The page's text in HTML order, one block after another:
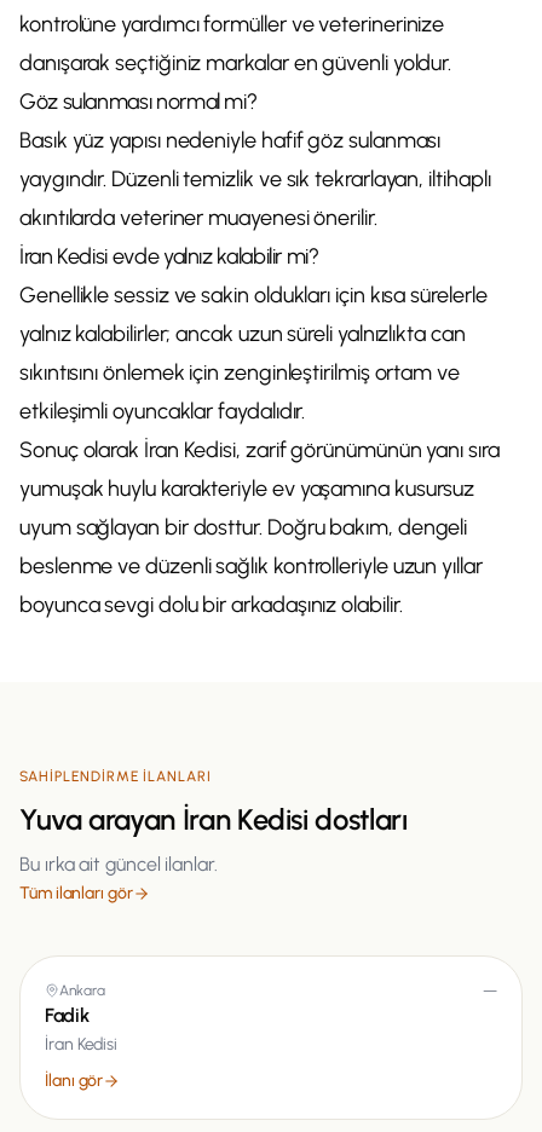
kontrolüne yardımcı formüller ve veterinerinize
danışarak seçtiğiniz markalar en güvenli yoldur.
Göz sulanması normal mi?
Basık yüz yapısı nedeniyle hafif göz sulanması
yaygındır. Düzenli temizlik ve sık tekrarlayan, iltihaplı
akıntılarda veteriner muayenesi önerilir.
İran Kedisi evde yalnız kalabilir mi?
Genellikle sessiz ve sakin oldukları için kısa sürelerle
yalnız kalabilirler; ancak uzun süreli yalnızlıkta can
sıkıntısını önlemek için zenginleştirilmiş ortam ve
etkileşimli oyuncaklar faydalıdır.
Sonuç olarak İran Kedisi, zarif görünümünün yanı sıra
yumuşak huylu karakteriyle ev yaşamına kusursuz
uyum sağlayan bir dosttur. Doğru bakım, dengeli
beslenme ve düzenli sağlık kontrolleriyle uzun yıllar
boyunca sevgi dolu bir arkadaşınız olabilir.
SAHIPLENDIRME ILANLARI
Yuva arayan İran Kedisi dostları
Bu ırka ait güncel ilanlar.
Tüm ilanları gör
Ankara —
Fadik
İran Kedisi
İlanı gör